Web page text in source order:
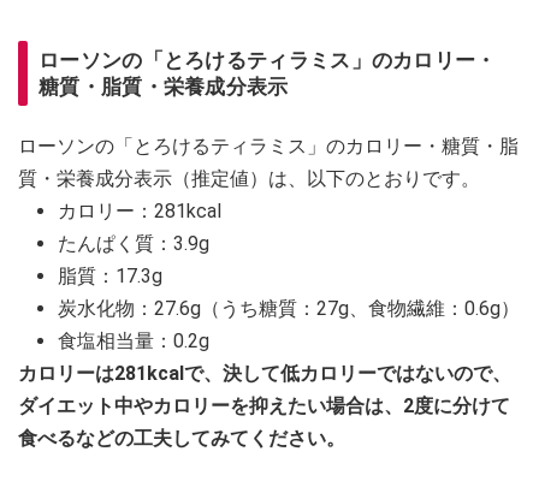
ローソンの「とろけるティラミス」のカロリー・
糖質・脂質・栄養成分表示
ローソンの「とろけるティラミス」のカロリー・糖質・脂
質・栄養成分表示（推定値）は、以下のとおりです。
カロリー：281kcal
たんぱく質：3.9g
脂質：17.3g
炭水化物：27.6g（うち糖質：27g、食物繊維：0.6g）
食塩相当量：0.2g
カロリーは281kcalで、決して低カロリーではないので、
ダイエット中やカロリーを抑えたい場合は、2度に分けて
食べるなどの工夫してみてください。